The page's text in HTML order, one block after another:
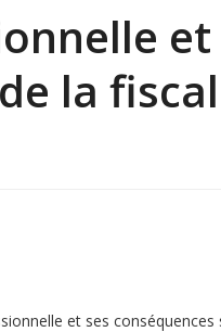
et
la
et ses conséquences